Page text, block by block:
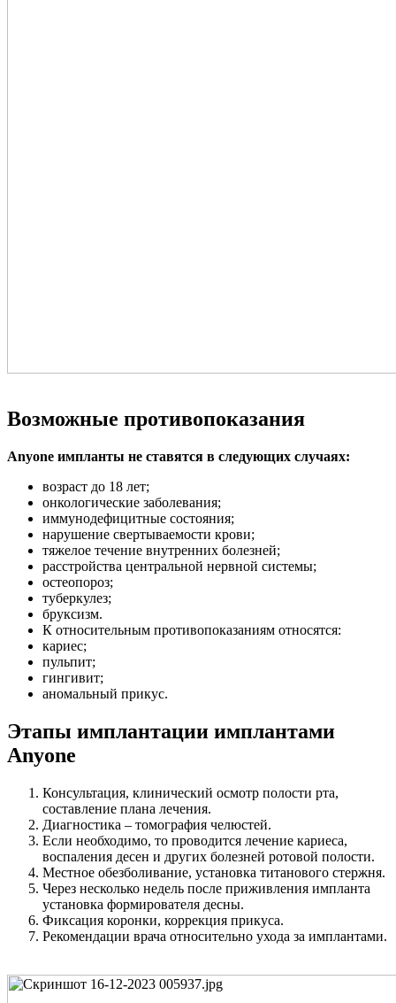
Возможные противопоказания
Anyone импланты не ставятся в следующих случаях:
возраст до 18 лет;
онкологические заболевания;
иммунодефицитные состояния;
нарушение свертываемости крови;
тяжелое течение внутренних болезней;
расстройства центральной нервной системы;
остеопороз;
туберкулез;
бруксизм.
К относительным противопоказаниям относятся:
кариес;
пульпит;
гингивит;
аномальный прикус.
Этапы имплантации имплантами
Anyone
Консультация, клинический осмотр полости рта,
составление плана лечения.
Диагностика – томография челюстей.
Если необходимо, то проводится лечение кариеса,
воспаления десен и других болезней ротовой полости.
Местное обезболивание, установка титанового стержня.
Через несколько недель после приживления импланта
установка формирователя десны.
Фиксация коронки, коррекция прикуса.
Рекомендации врача относительно ухода за имплантами.